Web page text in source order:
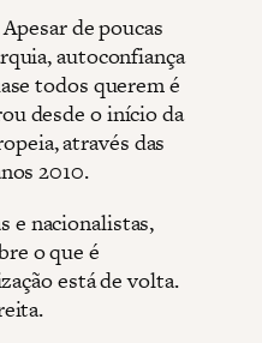
de poucas
autoconfiança
todos querem é
desde o início da
através das
2010.
e nacionalistas,
o que é
está de volta.